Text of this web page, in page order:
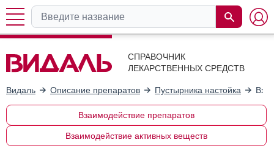
СПРАВОЧНИК
ЛЕКАРСТВЕННЫХ СРЕДСТВ
Видаль Описание препаратов Пустырника настойка
Взаимодействие препаратов
Взаимодействие активных веществ